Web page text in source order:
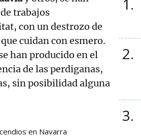
trabajos
con un destrozo de
cuidan con esmero.
han producido en el
de las perdiganas,
sin posibilidad alguna
en Navarra
1
2
3